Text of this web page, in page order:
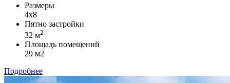
Размеры
4х8
Пятно застройки
32 м2
Площадь помещений
29 м2
Подробнее